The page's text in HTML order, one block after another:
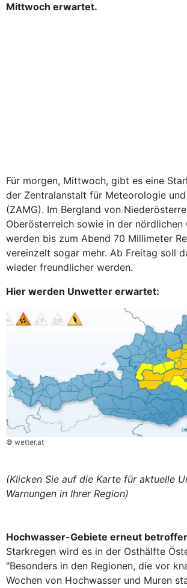
Mittwoch erwartet.
Für morgen, Mittwoch, gibt es eine
der Zentralanstalt für Meteorologie
(ZAMG). Im Bergland von
Oberösterreich sowie in der nördlichen
werden bis zum Abend 70 Millimeter
vereinzelt sogar mehr. Ab Freitag soll
wieder freundlicher werden.
Hier werden Unwetter erwartet:
© wetter.at
(Klicken Sie auf die Karte für aktuelle
Warnungen in Ihrer Region)
Hochwasser-Gebiete erneut
Starkregen wird es in der Osthälfte
"Besonders in den Regionen, die vor
Wochen von Hochwasser und Muren